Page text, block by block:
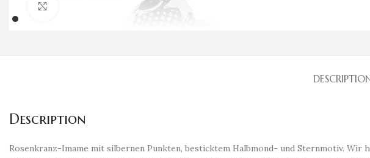
Klicken um zu vergrößern
Description
​Rosenkranz-Imame mit silbernen Punkten, besticktem Halbmond- und Sternmotiv.